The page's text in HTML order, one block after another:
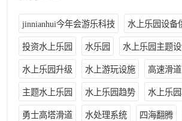
jinnianhui今年会游乐科技 水上乐园设备
投资水上乐园 水乐园 水上乐园主题
水上乐园升级 水上游玩设施 高速滑道
主题水上乐园 水上乐园趋势 水上乐
勇士高塔滑道 水处理系统 四海翻腾